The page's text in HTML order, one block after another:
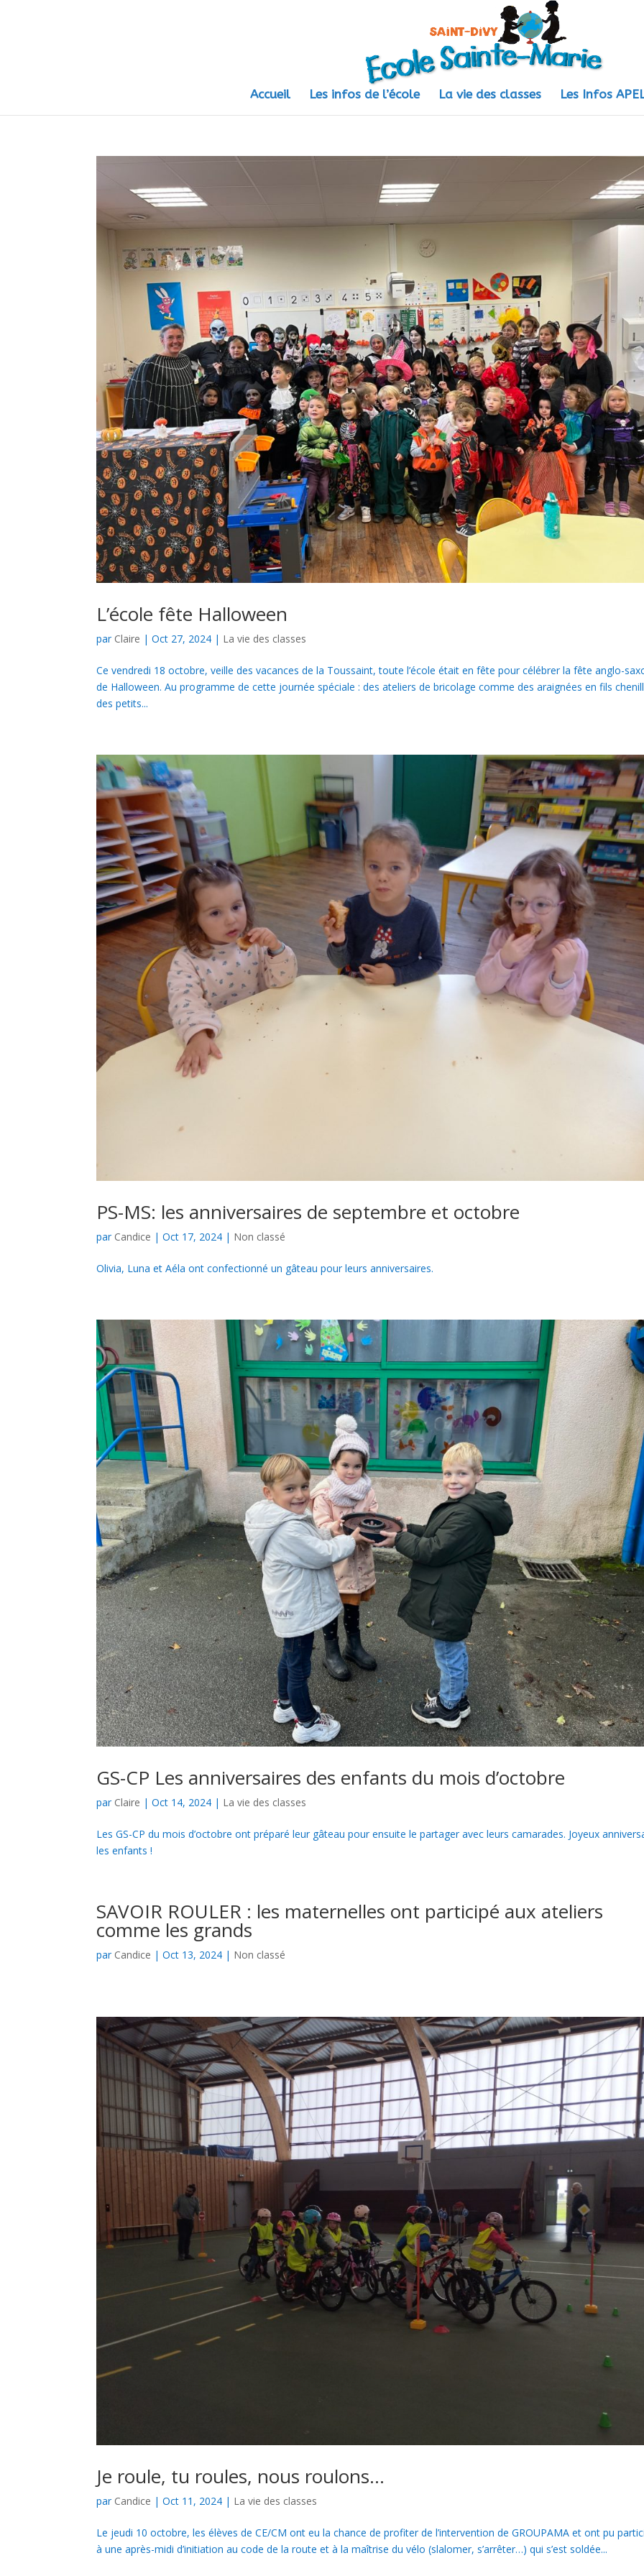
Accueil Les infos de l’école La vie des classes Les Infos
L’école fête Halloween
par Claire |Oct 27, 2024 | La vie des classes
Ce vendredi 18 octobre, veille des vacances de la Toussaint, toute l’école était en fête pour célébrer la fête anglo-
de Halloween. Au programme de cette journée spéciale : des ateliers de bricolage comme des araignées en fils
des petits...
PS-MS: les anniversaires de septembre et octobre
par Candice |Oct 17, 2024 | Non classé
Olivia, Luna et Aéla ont confectionné un gâteau pour leurs anniversaires.
GS-CP Les anniversaires des enfants du mois d’octobre
par Claire |Oct 14, 2024 | La vie des classes
Les GS-CP du mois d’octobre ont préparé leur gâteau pour ensuite le partager avec leurs camarades. Joyeux
les enfants !
SAVOIR ROULER : les maternelles ont participé aux ateliers
comme les grands
par Candice |Oct 13, 2024 | Non classé
Je roule, tu roules, nous roulons…
par Candice |Oct 11, 2024 | La vie des classes
Le jeudi 10 octobre, les élèves de CE/CM ont eu la chance de profiter de l’intervention de GROUPAMA et ont pu
à une après-midi d’initiation au code de la route et à la maîtrise du vélo (slalomer, s’arrêter…) qui s’est soldée...